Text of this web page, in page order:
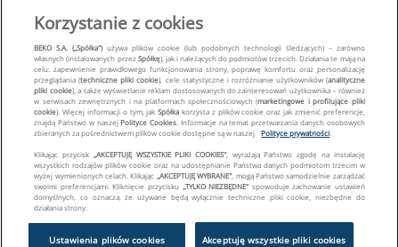
Korzystanie z cookies
BEKO S.A. („Spółka")używa plików cookie (lub podobnych technologii śledzących) – zarówno
własnych (instalowanych przezSpółkę), jak i należących do podmiotów trzecich. Działania te mają na
celu: zapewnienie prawidłowego funkcjonowania strony, poprawę komfortu oraz personalizację
przeglądania (techniczne pliki cookie), cele statystyczne i rozróżnianie użytkowników (analityczne
pliki cookie), a także wyświetlanie reklam dostosowanych do zainteresowań użytkownika – również
w serwisach zewnętrznych i na platformach społecznościowych (marketingowe i profilujące pliki
cookie). Więcej informacji o tym, jakSpółka korzysta z plików cookie oraz jak zmienić preferencje,
znajdą Państwo w naszejPolityce Cookies . Informacje na temat przetwarzania danych osobowych
zbieranych za pośrednictwem plików cookie dostępne są w naszej
Polityce prywatności
Klikając przycisk „AKCEPTUJĘ WSZYSTKIE PLIKI COOKIES" , wyrażają Państwo zgodę na instalację
wszystkich rodzajów plików cookie oraz na udostępnianie Państwa danych podmiotom trzecim w
wyżej wymienionych celach. Klikając „AKCEPTUJĘ WYBRANE" , mogą Państwo samodzielnie zarządzać
swoimi preferencjami. Kliknięcie przycisku „TYLKO NIEZBĘDNE" spowoduje zachowanie ustawień
domyślnych, co oznacza, że używane będą wyłącznie techniczne pliki cookie, niezbędne do
działania strony.
Ustawienia plików cookies Akceptuję wszystkie pliki cookies